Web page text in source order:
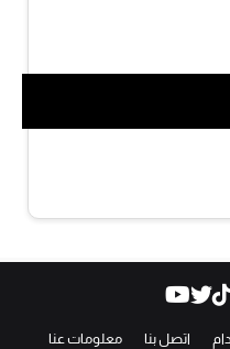
اتصل بنا معلومات عنا